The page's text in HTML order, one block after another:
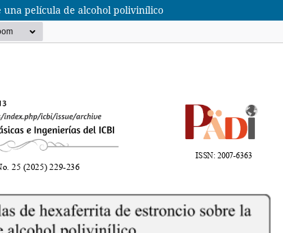
película de alcohol polivinílico